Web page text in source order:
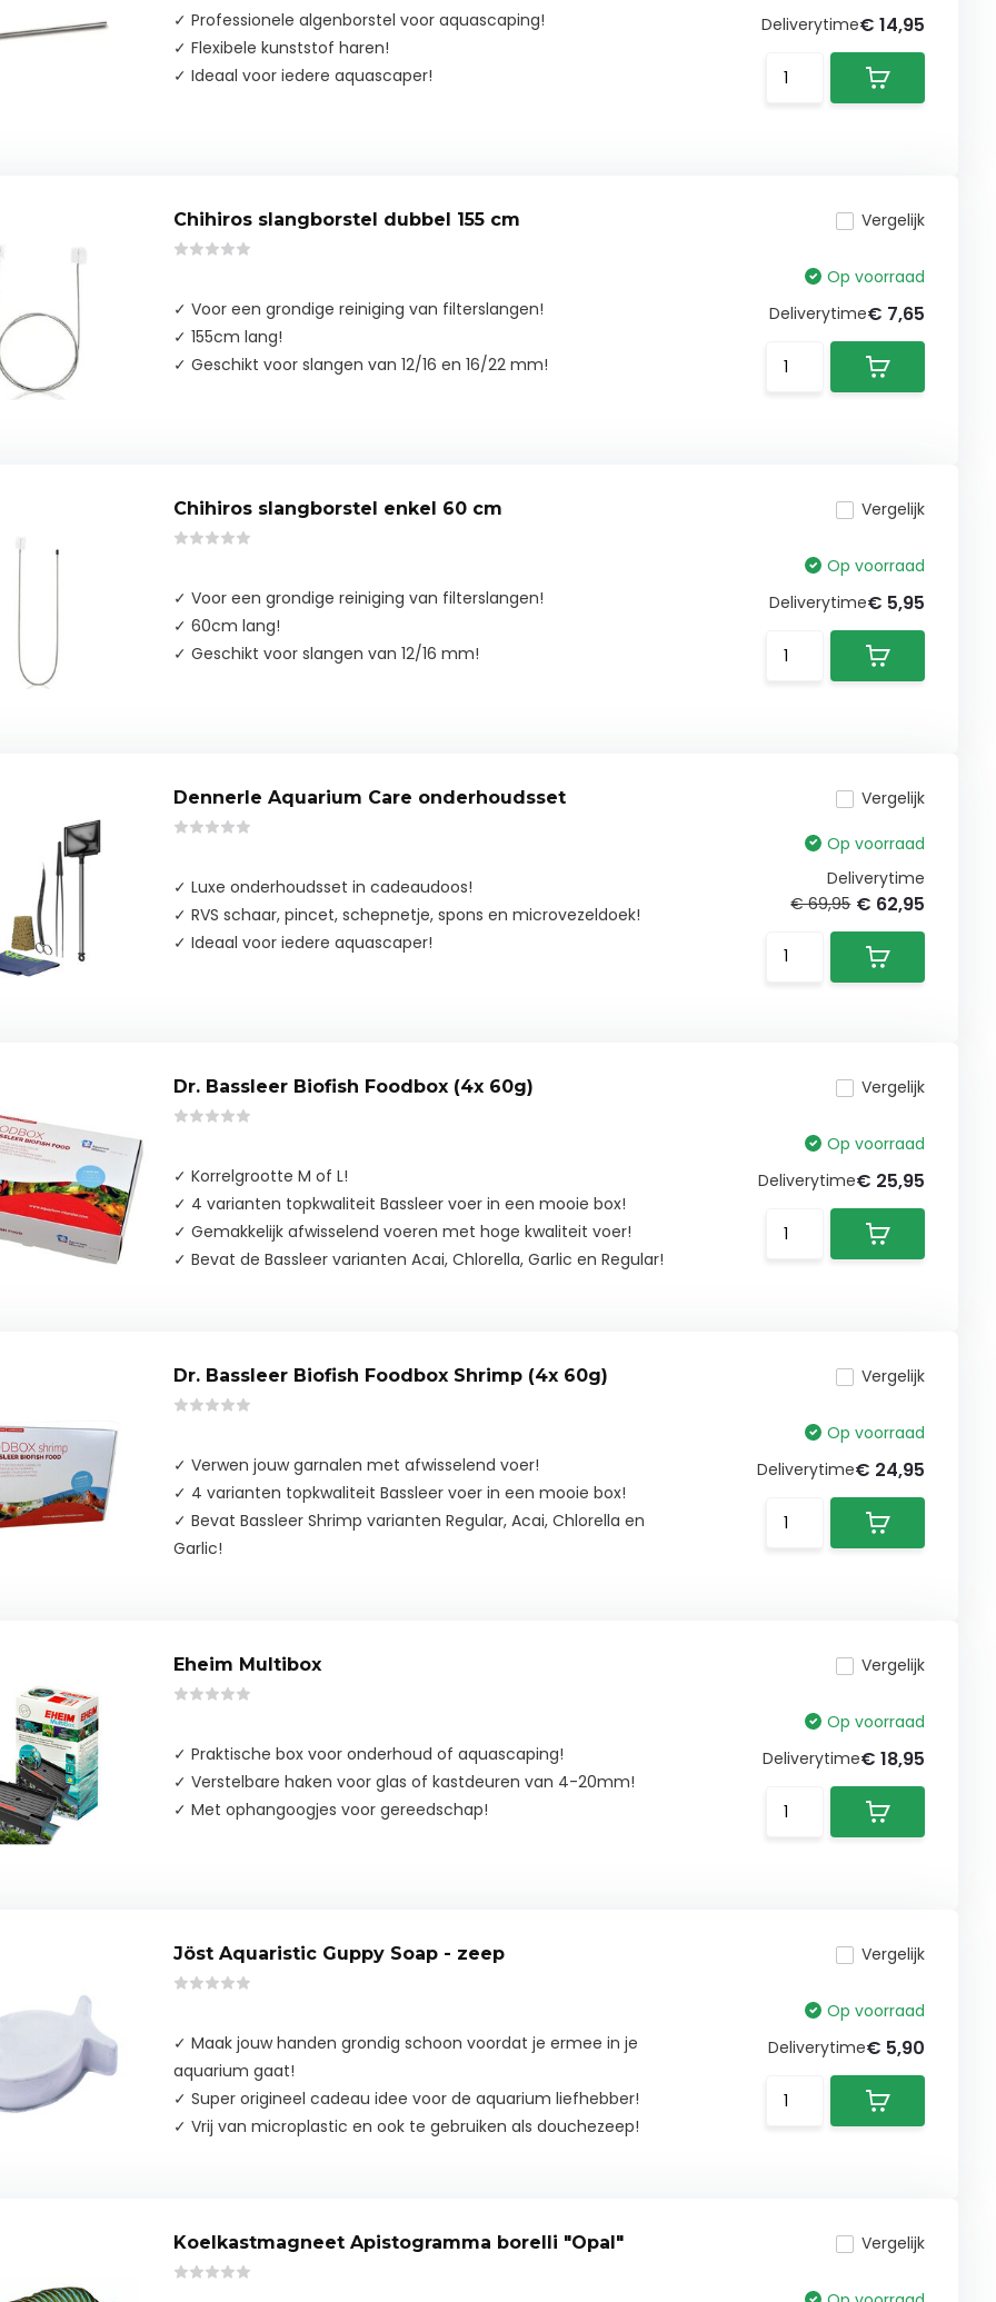
✓ Professionele algenborstel voor aquascaping!
✓ Flexibele kunststof haren!
✓ Ideaal voor iedere aquascaper!
Deliverytime€ 14,95
Chihiros slangborstel dubbel 155 cm
✓ Voor een grondige reiniging van filterslangen!
✓ 155cm lang!
✓ Geschikt voor slangen van 12/16 en 16/22 mm!
Vergelijk
Op voorraad
Deliverytime€ 7,65
Chihiros slangborstel enkel 60 cm
✓ Voor een grondige reiniging van filterslangen!
✓ 60cm lang!
✓ Geschikt voor slangen van 12/16 mm!
Vergelijk
Op voorraad
Deliverytime€ 5,95
Dennerle Aquarium Care onderhoudsset
✓ Luxe onderhoudsset in cadeaudoos!
✓ RVS schaar, pincet, schepnetje, spons en microvezeldoek!
✓ Ideaal voor iedere aquascaper!
Vergelijk
Op voorraad
Deliverytime
€ 69,95 € 62,95
Dr. Bassleer Biofish Foodbox (4x 60g)
✓ Korrelgrootte M of L!
✓ 4 varianten topkwaliteit Bassleer voer in een mooie box!
✓ Gemakkelijk afwisselend voeren met hoge kwaliteit voer!
✓ Bevat de Bassleer varianten Acai, Chlorella, Garlic en Regular!
Vergelijk
Op voorraad
Deliverytime€ 25,95
Dr. Bassleer Biofish Foodbox Shrimp (4x 60g)
✓ Verwen jouw garnalen met afwisselend voer!
✓ 4 varianten topkwaliteit Bassleer voer in een mooie box!
✓ Bevat Bassleer Shrimp varianten Regular, Acai, Chlorella en
Garlic!
Vergelijk
Op voorraad
Deliverytime€ 24,95
Eheim Multibox
✓ Praktische box voor onderhoud of aquascaping!
✓ Verstelbare haken voor glas of kastdeuren van 4-20mm!
✓ Met ophangoogjes voor gereedschap!
Vergelijk
Op voorraad
Deliverytime€ 18,95
Jöst Aquaristic Guppy Soap - zeep
✓ Maak jouw handen grondig schoon voordat je ermee in je
aquarium gaat!
✓ Super origineel cadeau idee voor de aquarium liefhebber!
✓ Vrij van microplastic en ook te gebruiken als douchezeep!
Vergelijk
Op voorraad
Deliverytime€ 5,90
Koelkastmagneet Apistogramma borelli "Opal" Vergelijk